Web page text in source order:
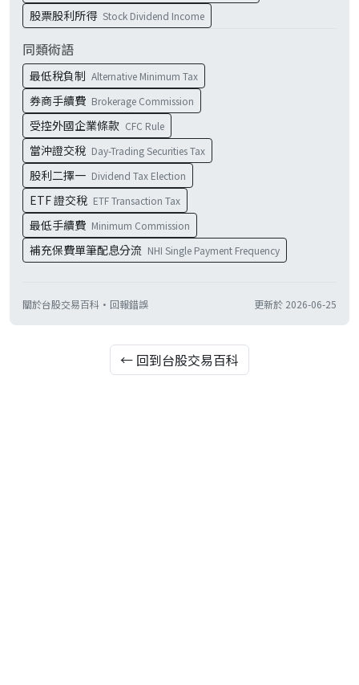
股票股利所得 Stock Dividend Income
同類術語
最低稅負制 Alternative Minimum Tax
券商手續費 Brokerage Commission
受控外國企業條款 CFC Rule
當沖證交稅 Day-Trading Securities Tax
股利二擇一 Dividend Tax Election
ETF 證交稅 ETF Transaction Tax
最低手續費 Minimum Commission
補充保費單筆配息分流 NHI Single Payment Frequency
關於台股交易百科 · 回報錯誤 更新於 2026-06-25
← 回到台股交易百科